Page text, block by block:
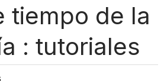
tiempo de la
: tutoriales